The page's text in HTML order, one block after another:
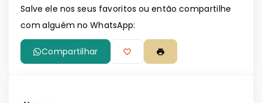
Salve ele nos seus favoritos ou então compartilhe
com alguém no WhatsApp:
Compartilhar